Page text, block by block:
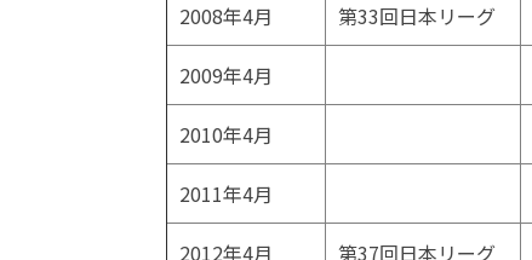
2008年4月 第33回日本リーグ
2009年4月
2010年4月
2011年4月
2012年4月 第37回日本リーグ